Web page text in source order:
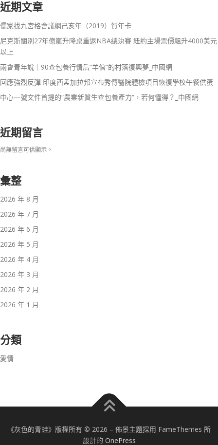
近期文章
儒家找九宮格會議網己亥年（2019）賀年卡
尼克斯闊別27年億嵐升降桌重返NBA總決賽 紐約主場票價飆升4000美元
以上
兩會青年說｜90查包養行情后“羊倌”的村落復興夢_中國網
回應強烈反彈 印度西孟加拉邦宣布秀傳醫院體檢項目恢復學校午餐供蛋
中心一號文件首提的“農業新質生查包養產力”，若何懂得？_中國網
近期留言
尚無留言可供顯示。
彙整
2026 年 8 月
2026 年 7 月
2026 年 6 月
2026 年 5 月
2026 年 4 月
2026 年 3 月
2026 年 2 月
2026 年 1 月
分類
愛情
《灰色的青蛙》版權所有 © 2026 – 佈景主題採用 FameThemes 所
設計的 OnePress